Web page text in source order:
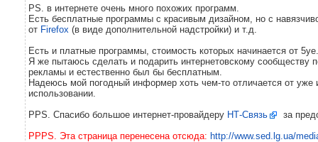
PS. в интернете очень много похожих программ.
Есть бесплатные программы с красивым дизайном, но с
от Firefox (в виде дополнительной надстройки) и т.д.
Есть и платные программы, стоимость которых начинается от 5уе.
Я же пытаюсь сделать и подарить интернетовскому сообществу
рекламы и естественно был бы бесплатным.
Надеюсь мой погодный информер хоть чем-то отличается от
использовании.
PPS. Спасибо большое интернет-провайдеру НТ-Связь
за
PPPS. Эта страница перенесена отсюда: http://www.sed.lg.ua/